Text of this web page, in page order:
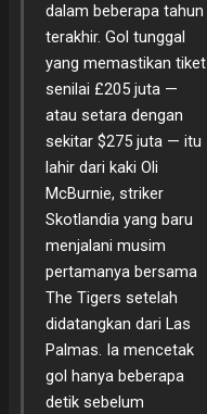
dalam beberapa tahun
terakhir. Gol tunggal
yang memastikan tiket
senilai £205 juta —
atau setara dengan
sekitar $275 juta — itu
lahir dari kaki Oli
McBurnie, striker
Skotlandia yang baru
menjalani musim
pertamanya bersama
The Tigers setelah
didatangkan dari Las
Palmas. Ia mencetak
gol hanya beberapa
detik sebelum